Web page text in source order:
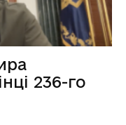
236-го